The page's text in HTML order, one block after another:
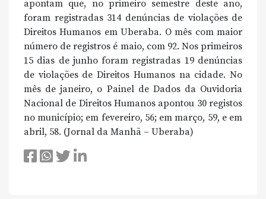
apontam que, no primeiro semestre deste ano,
foram registradas 314 denúncias de violações de
Direitos Humanos em Uberaba. O mês com maior
número de registros é maio, com 92. Nos primeiros
15 dias de junho foram registradas 19 denúncias
de violações de Direitos Humanos na cidade. No
mês de janeiro, o Painel de Dados da Ouvidoria
Nacional de Direitos Humanos apontou 30 registos
no município; em fevereiro, 56; em março, 59, e em
abril, 58. (Jornal da Manhã – Uberaba)